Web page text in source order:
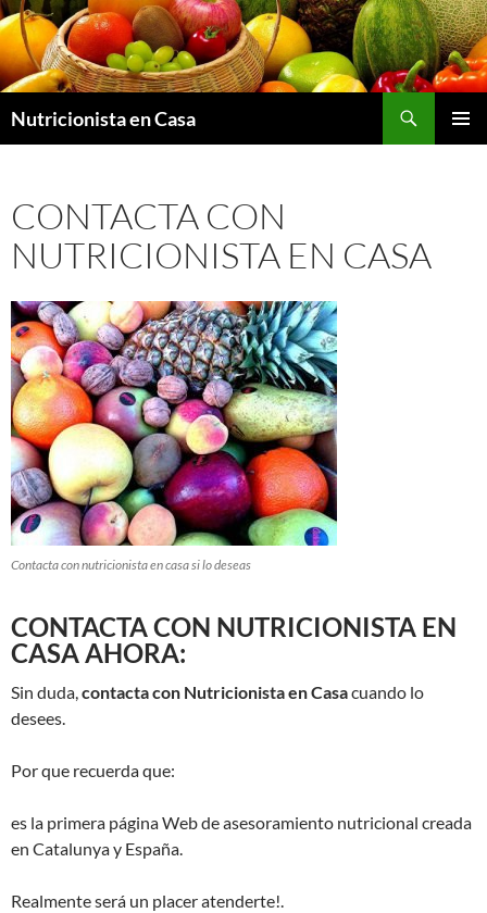
Saltar
al
contenido
Nutricionista en Casa
CONTACTA CON
NUTRICIONISTA EN CASA
Contacta con nutricionista en casa si lo deseas
CONTACTA CON NUTRICIONISTA EN
CASA AHORA:
Sin duda,contacta con Nutricionista en Casacuando lo
desees.
Por que recuerda que:
es la primera página Web de asesoramiento nutricional creada
en Catalunya y España.
Realmente será un placer atenderte!.